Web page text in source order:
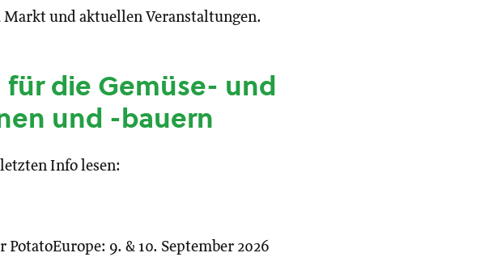
und aktuellen Veranstaltungen.
die Gemüse- und
und -bauern
Info lesen:
9. & 10. September 2026